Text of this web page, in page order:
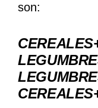
son: